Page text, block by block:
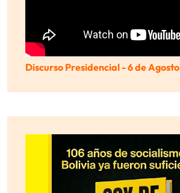
Discurso Presidencial - 6 de Agosto